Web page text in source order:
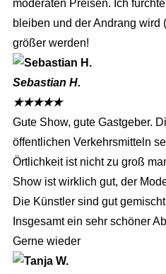
moderaten Preisen. Ich
bleiben und der Andrang wird
größer werden!
Sebastian H.
★★★★★
Gute Show, gute Gastgeber.
öffentlichen Verkehrsmitteln
Örtlichkeit ist nicht zu groß
Show ist wirklich gut, der
Die Künstler sind gut
Insgesamt ein sehr schöner
Gerne wieder